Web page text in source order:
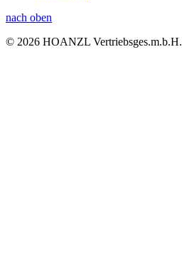
nach oben
© 2026 HOANZL Vertriebsges.m.b.H.